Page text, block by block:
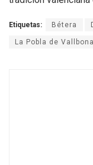
Etiquetas: Bétera
La Pobla de Vallbona